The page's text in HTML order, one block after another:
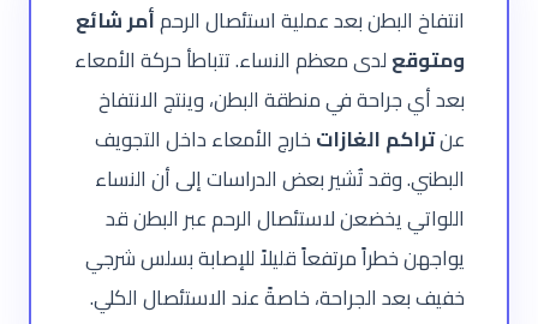
انتفاخ البطن بعد عملية استئصال الرحمأمر شائع
ومتوقعلدى معظم النساء. تتباطأ حركة الأمعاء
بعد أي جراحة في منطقة البطن، وينتج الانتفاخ
عنتراكم الغازاتخارج الأمعاء داخل التجويف
البطني. وقد تُشير بعض الدراسات إلى أن النساء
اللواتي يخضعن لاستئصال الرحم عبر البطن قد
يواجهن خطراً مرتفعاً قليلاً للإصابة بسلس شرجي
خفيف بعد الجراحة، خاصةً عند الاستئصال الكلي.